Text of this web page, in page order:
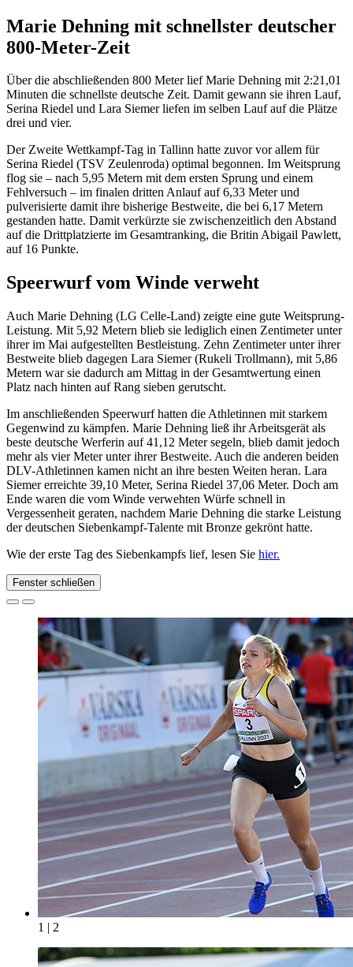
Marie Dehning mit schnellster deutscher
800-Meter-Zeit
Über die abschließenden 800 Meter lief Marie Dehning mit 2:21,01
Minuten die schnellste deutsche Zeit. Damit gewann sie ihren Lauf,
Serina Riedel und Lara Siemer liefen im selben Lauf auf die Plätze
drei und vier.
Der Zweite Wettkampf-Tag in Tallinn hatte zuvor vor allem für
Serina Riedel (TSV Zeulenroda) optimal begonnen. Im Weitsprung
flog sie – nach 5,95 Metern mit dem ersten Sprung und einem
Fehlversuch – im finalen dritten Anlauf auf 6,33 Meter und
pulverisierte damit ihre bisherige Bestweite, die bei 6,17 Metern
gestanden hatte. Damit verkürzte sie zwischenzeitlich den Abstand
auf die Drittplatzierte im Gesamtranking, die Britin Abigail Pawlett,
auf 16 Punkte.
Speerwurf vom Winde verweht
Auch Marie Dehning (LG Celle-Land) zeigte eine gute Weitsprung-
Leistung. Mit 5,92 Metern blieb sie lediglich einen Zentimeter unter
ihrer im Mai aufgestellten Bestleistung. Zehn Zentimeter unter ihrer
Bestweite blieb dagegen Lara Siemer (Rukeli Trollmann), mit 5,86
Metern war sie dadurch am Mittag in der Gesamtwertung einen
Platz nach hinten auf Rang sieben gerutscht.
Im anschließenden Speerwurf hatten die Athletinnen mit starkem
Gegenwind zu kämpfen. Marie Dehning ließ ihr Arbeitsgerät als
beste deutsche Werferin auf 41,12 Meter segeln, blieb damit jedoch
mehr als vier Meter unter ihrer Bestweite. Auch die anderen beiden
DLV-Athletinnen kamen nicht an ihre besten Weiten heran. Lara
Siemer erreichte 39,10 Meter, Serina Riedel 37,06 Meter. Doch am
Ende waren die vom Winde verwehten Würfe schnell in
Vergessenheit geraten, nachdem Marie Dehning die starke Leistung
der deutschen Siebenkampf-Talente mit Bronze gekrönt hatte.
Wie der erste Tag des Siebenkampfs lief, lesen Sie hier.
Fenster schließen
1 | 2